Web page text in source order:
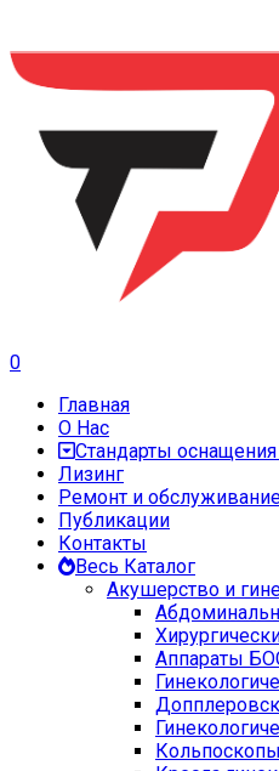
0
Главная
О Нас
Стандарты
Лизинг
Ремонт и
Публикации
Контакты
Весь Каталог
Акушерство и
Аппараты